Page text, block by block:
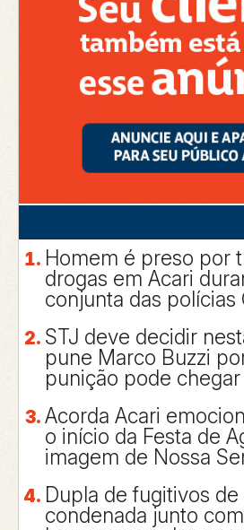
Homem é preso por
drogas em Acari
conjunta das polícias
STJ deve decidir
pune Marco Buzzi
punição pode
Acorda Acari
o início da Festa de
imagem de Nossa
Dupla de fugitivos
condenada junto